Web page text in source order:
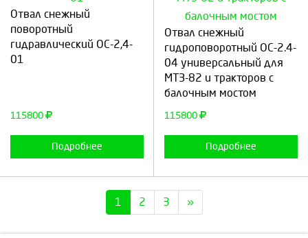
Отвал снежный
поворотный
гидравлический ОС-2,4-
01
115800
Подробнее
Выберите количество:
Отвал снежный
гидроповоротный ОС-2.4-
04 универсальный для
МТЗ-82 и тракторов с
балочным мостом
115800
Подробнее
Выберите количество:
Продолжить Отмена
1 2 3 »